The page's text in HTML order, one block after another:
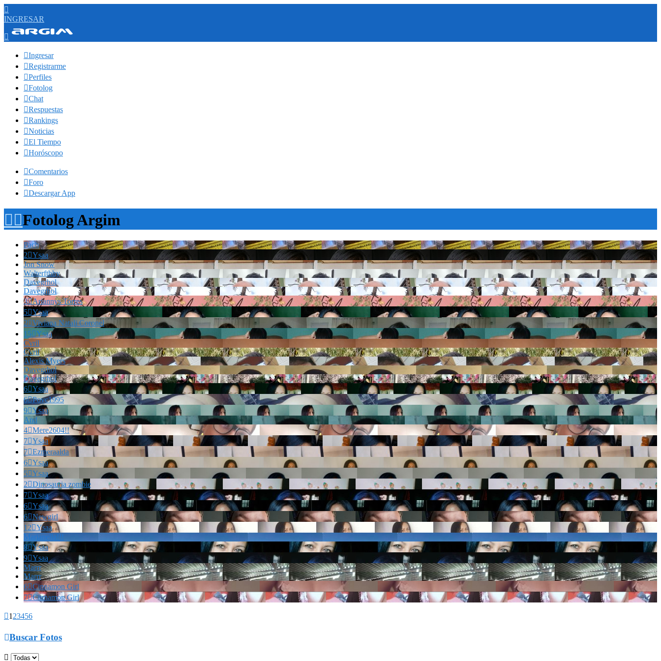

INGRESAR

Ingresar
Registrarme
Perfiles
Fotolog
Chat
Respuestas
Rankings
Noticias
El Tiempo
Horóscopo
Comentarios
Foro
Descargar App
Fotolog Argim
Pach
2Ysaa
Jon Snow
Walterfthhy
Davegrhol
Davegrhol
3Ariannys Torres
5Ysaa
2Viviana Natali Coronel
15Ysaa
Cvril
Cvril
Alexis Myers
Davegrhol
Davegrhol
6Ysaa
6Povc1995
9Ysaa
And
4Mere2604!!
7Ysaa
7Ezmeraalda
6Ysaa
5Ysaa
2Dinosauria zombie
7Ysaa
6Ysaa
6Newgirl
12Ysaa
Marianella!!!
8Ysaa
9Ysaa
Marrr
Marrr
6Cinnamon Girl
7Cinnamon Girl
1 23456
Buscar Fotos
